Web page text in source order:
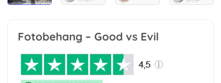
Fotobehang – Good vs Evil